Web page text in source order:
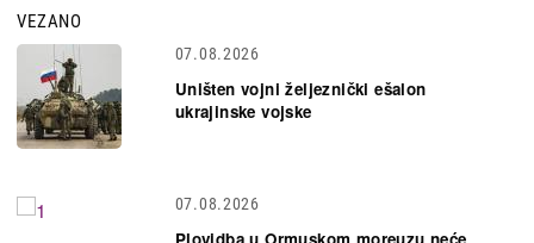
VEZANO
07.08.2026
Uništen vojni željeznički ešalon
ukrajinske vojske
07.08.2026